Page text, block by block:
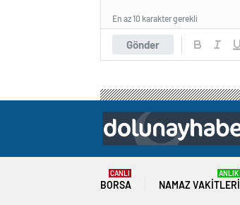
Gönder
En az 10 karakter gerekli
BORSA
CANLI
NAMAZ VAKITLERI
ANLIK